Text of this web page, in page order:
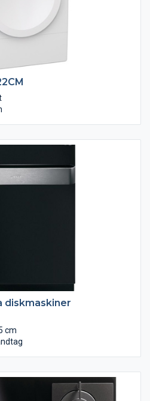
diskmaskiner
cm